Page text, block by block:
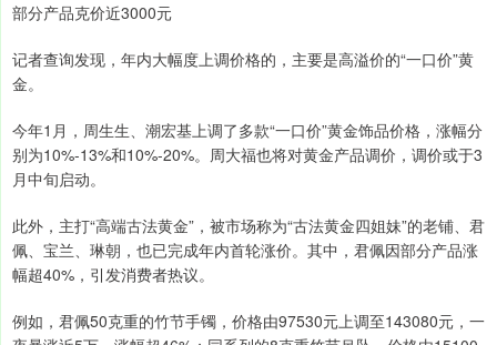
部分产品克价近3000元
记者查询发现，年内大幅度上调价格的，主要是高溢价的“一口价”黄
金。
今年1月，周生生、潮宏基上调了多款“一口价”黄金饰品价格，涨幅分
别为10%-13%和10%-20%。周大福也将对黄金产品调价，调价或于3
月中旬启动。
此外，主打“高端古法黄金”，被市场称为“古法黄金四姐妹”的老铺、君
佩、宝兰、琳朝，也已完成年内首轮涨价。其中，君佩因部分产品涨
幅超40%，引发消费者热议。
例如，君佩50克重的竹节手镯，价格由97530元上调至143080元，一